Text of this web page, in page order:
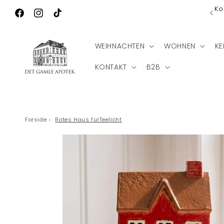
Direkt zum
InhaltFacebookInstagram
TikTok
Wilkommen zu Det Gamle Apotek
WEIHNACHTEN WOHNEN
KONTAKT B2B
Forside › Rotes Haus fürTeelicht